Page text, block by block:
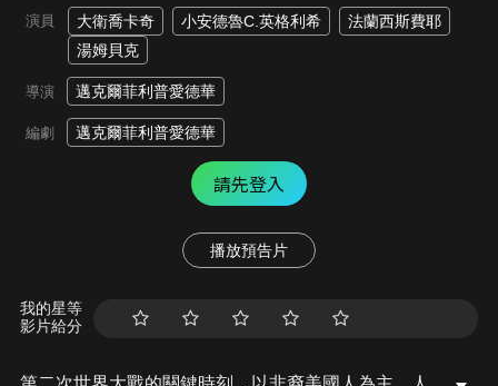
演員 大衛喬卡奇 小安德魯C.英格利希
法蘭西斯費耶
湯姆貝克
導演 邁克爾菲利普愛德華
編劇 邁克爾菲利普愛德華
請先登入
播放預告片
我的星等
影片給分